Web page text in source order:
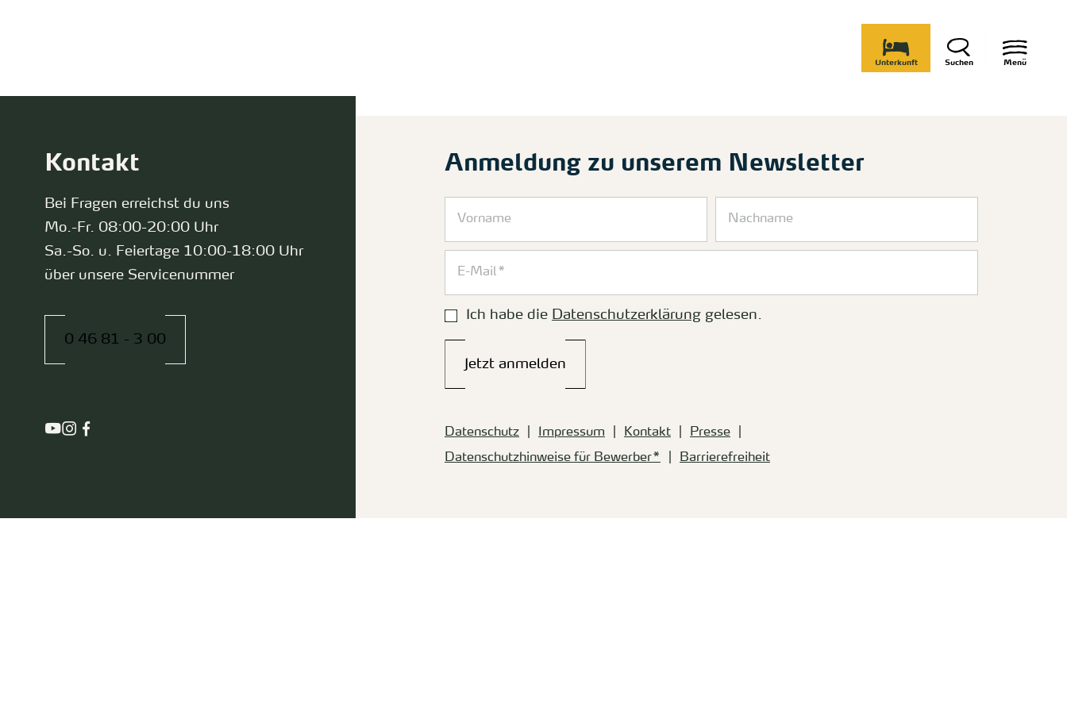
Menü
Suchen
Unterkunft
Anmeldung zu unserem Newsletter
Ich habe die Datenschutzerklärung gelesen.
Jetzt anmelden
Datenschutz Impressum Kontakt
Presse
Datenschutzhinweise für Bewerber*
Barrierefreiheit
Kontakt
Bei Fragen erreichst du uns
Mo.-Fr. 08:00-20:00 Uhr
Sa.-So. u. Feiertage 10:00-18:00 Uhr
über unsere Servicenummer
0 46 81 - 3 00